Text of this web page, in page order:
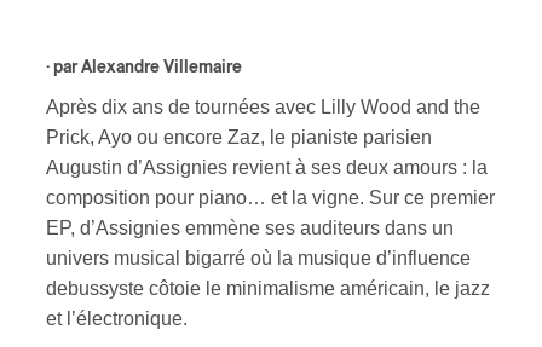
· parAlexandre Villemaire
Après dix ans de tournées avec Lilly Wood and the
Prick, Ayo ou encore Zaz, le pianiste parisien
Augustin d’Assignies revient à ses deux amours : la
composition pour piano… et la vigne. Sur ce premier
EP, d’Assignies emmène ses auditeurs dans un
univers musical bigarré où la musique d’influence
debussyste côtoie le minimalisme américain, le jazz
et l’électronique.